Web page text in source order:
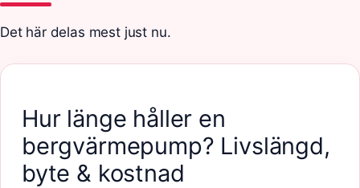
Det här delas mest just nu.
Hur länge håller en
bergvärmepump? Livslängd,
byte & kostnad